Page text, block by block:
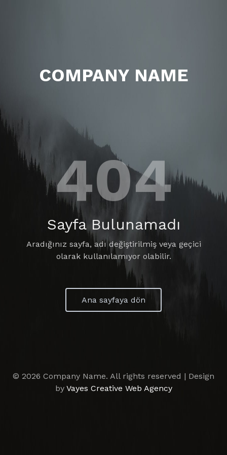
COMPANY NAME
404
Sayfa Bulunamadı
Aradığınız sayfa, adı değiştirilmiş veya geçici
olarak kullanılamıyor olabilir.
Ana sayfaya dön
© 2026 Company Name. All rights reserved | Design
by Vayes Creative Web Agency